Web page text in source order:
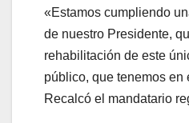
«Estamos cumpliendo
de nuestro Presidente,
rehabilitación de este
público, que tenemos en
Recalcó el mandatario